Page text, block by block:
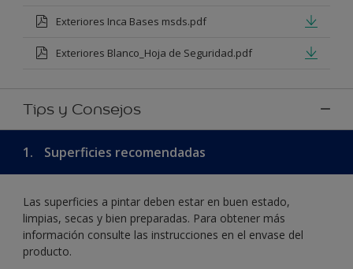
Exteriores Inca Bases msds.pdf
Exteriores Blanco_Hoja de Seguridad.pdf
Tips y Consejos
1. Superficies recomendadas
Las superficies a pintar deben estar en buen estado,
limpias, secas y bien preparadas. Para obtener más
información consulte las instrucciones en el envase del
producto.